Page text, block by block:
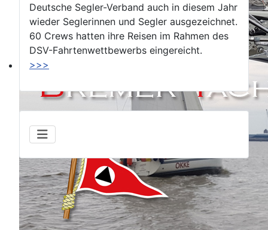
Deutsche Segler-Verband auch in diesem Jahr
wieder Seglerinnen und Segler ausgezeichnet.
60 Crews hatten ihre Reisen im Rahmen des
DSV-Fahrtenwettbewerbs eingereicht.
>>>